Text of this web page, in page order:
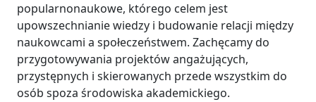
popularnonaukowe, którego celem jest
upowszechnianie wiedzy i budowanie relacji między
naukowcami a społeczeństwem. Zachęcamy do
przygotowywania projektów angażujących,
przystępnych i skierowanych przede wszystkim do
osób spoza środowiska akademickiego.